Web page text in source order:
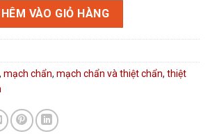
đoán bằng mạch chẩn và thiệt chẩn số
VÀO GIỎ HÀNG
, mạch chẩn, mạch chẩn và thiệt chẩn, thiệt